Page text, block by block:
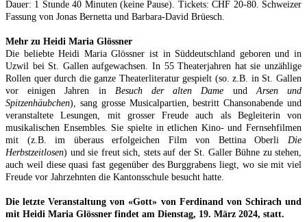
Dauer: 1 Stunde 40 Minuten (keine Pause). Tickets: CHF 20-80. Schweizer
Fassung von Jonas Bernetta und Barbara-David Brüesch.
Mehr zu Heidi Maria Glössner
Die beliebte Heidi Maria Glössner ist in Süddeutschland geboren und in
Uzwil bei St. Gallen aufgewachsen. In 55 Theaterjahren hat sie unzählige
Rollen quer durch die ganze Theaterliteratur gespielt (so. z.B. in St. Gallen
vor einigen Jahren in Besuch der alten Dame und Arsen und
Spitzenhäubchen), sang grosse Musicalpartien, bestritt Chansonabende und
veranstaltete Lesungen, mit grosser Freude auch als Begleiterin von
musikalischen Ensembles. Sie spielte in etlichen Kino- und Fernsehfilmen
mit (z.B. im überaus erfolgeichen Film von Bettina Oberli Die
Herbstzeitlosen) und sie freut sich, stets auf der St. Galler Bühne zu stehen,
auch weil diese quasi fast gegenüber des Burggrabens liegt, wo sie mit viel
Freude vor Jahrzehnten die Kantonsschule besucht hatte.
Die letzte Veranstaltung von «Gott» von Ferdinand von Schirach und
mit Heidi Maria Glössner findet am Dienstag, 19. März 2024, statt.